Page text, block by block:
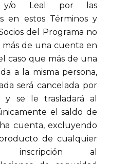
y/o Leal por las
en estos Términos y
del Programa no
de una cuenta en
caso que más de una
a la misma persona,
será cancelada por
y se le trasladará al
el saldo de
cuenta, excluyendo
de cualquier
inscripción al